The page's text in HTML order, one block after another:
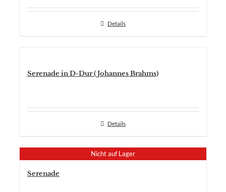
Details
Serenade in D-Dur (Johannes Brahms)
Details
Nicht auf Lager
Serenade